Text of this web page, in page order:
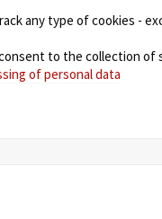
any type of cookies -
to the collection
of personal data